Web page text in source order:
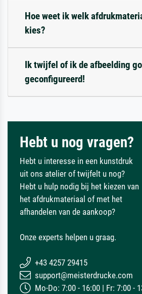
Hoe weet ik welk
kies?
Ik twijfel of ik de afbeelding
geconfigureerd!
Hebt u nog vragen?
Hebt u interesse in een kunstdruk
uit ons atelier of twijfelt u nog?
Hebt u hulp nodig bij het kiezen van
het afdrukmateriaal of met het
afhandelen van de aankoop?
Onze experts helpen u graag.
+43 4257 29415
support@meisterdrucke.com
Mo-Do: 7:00 - 16:00 | Fr: 7:00 -